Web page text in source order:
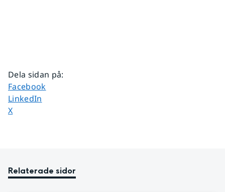
Dela sidan på:
Dela sidan på
Facebook
Dela sidan på
LinkedIn
Dela sidan på
X
Relaterade sidor